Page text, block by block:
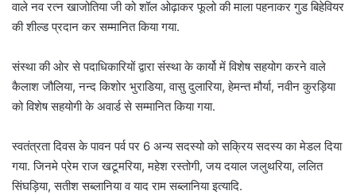
वाले नव रत्न खाजोतिया जी को शॉल ओढ़ाकर फूलो की माला पहनाकर गुड बिहेवियर
की शील्ड प्रदान कर सम्मानित किया गया.
संस्था की ओर से पदाधिकारियों द्वारा संस्था के कार्यो में विशेष सहयोग करने वाले
कैलाश जौलिया, नन्द किशोर भुराडिया, वासु दुलारिया, हेमन्त मौर्या, नवीन कुरड़िया
को विशेष सहयोगी के अवार्ड से सम्मानित किया गया.
स्वतंत्रता दिवस के पावन पर्व पर 6 अन्य सदस्यो को सक्रिय सदस्य का मेडल दिया
गया. जिनमे प्रेम राज खटूमरिया, महेश रस्तोगी, जय दयाल जलुथरिया, ललित
सिंघड़िया, सतीश सब्लानिया व याद राम सब्लानिया इत्यादि.